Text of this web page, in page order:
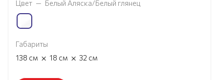
Цвет — Белый Аляска/Белый глянец
Габариты
138 см × 18 см × 32 см